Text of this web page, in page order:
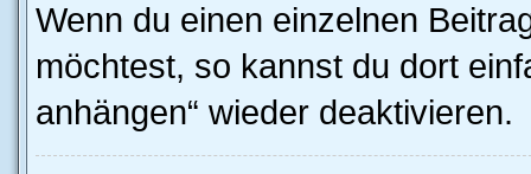
Wenn du einen einzelnen
möchtest, so kannst du dort
anhängen“ wieder deaktivieren.